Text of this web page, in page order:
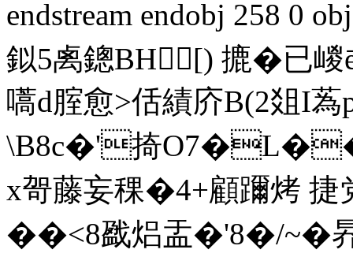
endstream endobj 258 0
鉯5禼鏓BH[) 摝�已
嚆d腟愈>佸績庎B(2爼I
\B8c�'掎
x哿藤妄稞�4+顧躎烤
��<8戤焒盂�'8�/~�